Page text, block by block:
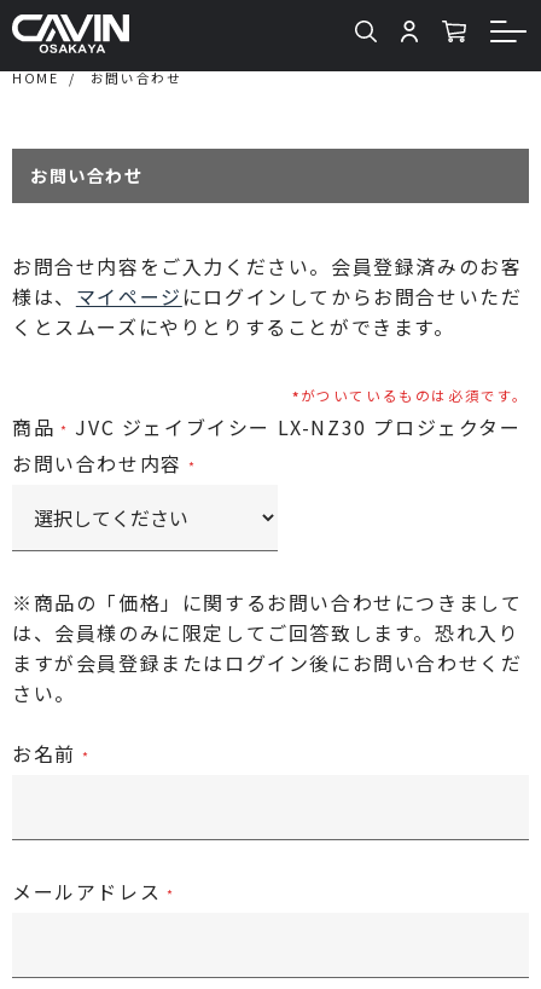
HOME お問い合わせ
お問い合わせ
お問合せ内容をご入力ください。会員登録済みのお客
様は、 マイページ にログインしてからお問合せいただ
くとスムーズにやりとりすることができます。
がついているものは必須です。
商品
JVC ジェイブイシー LX-NZ30 プロジェクター
お問い合わせ内容
※商品の「価格」に関するお問い合わせにつきまして
は、会員様のみに限定してご回答致します。恐れ入り
ますが会員登録またはログイン後にお問い合わせくだ
さい。
お名前
メールアドレス